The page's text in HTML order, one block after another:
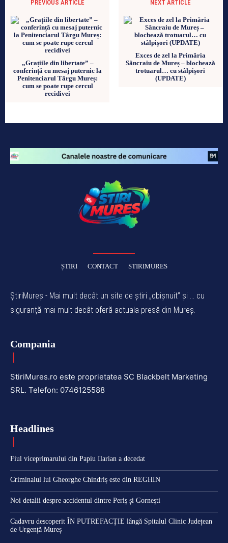
PREVIOUS ARTICLE
„Grațiile din libertate” –
conferință cu mesaj puternic la
Penitenciarul Târgu Mureș:
cum se poate rupe cercul
recidivei
NEXT ARTICLE
Exces de zel la Primăria
Sâncraiu de Mureș – blochează
trotuarul… cu stâlpișori
(UPDATE)
ȘTIRI CONTACT STIRIMURES
ȘtiriMureș - Mai mult decât un site de știri „obișnuit” și ... cu
siguranță mai mult decât oferă actuala presă din Mureș.
Compania
StiriMures.ro este proprietatea SC Blackbelt Marketing
SRL. Telefon: 0746125588
Headlines
Fiul viceprimarului din Papiu Ilarian a decedat
Criminalul lui Gheorghe Chindriș este din REGHIN
Noi detalii despre accidentul dintre Periș și Gornești
Cadavru descoperit ÎN PUTREFACȚIE lângă Spitalul Clinic Județean
de Urgență Mureș